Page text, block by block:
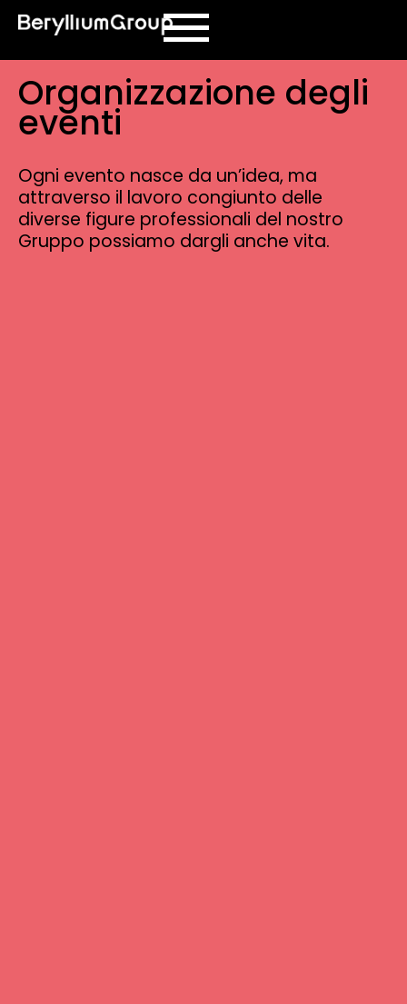
contenuto
Organizzazione degli
eventi
Ogni evento nasce da un’idea, ma
attraverso il lavoro congiunto delle
diverse figure professionali del nostro
Gruppo possiamo dargli anche vita.